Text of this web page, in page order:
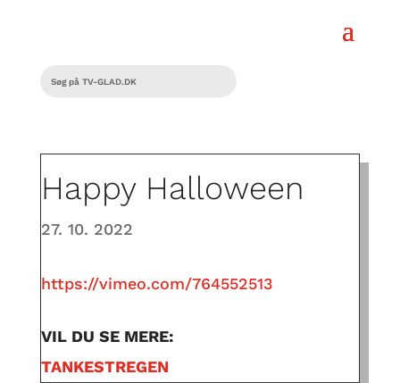
Happy Halloween
27. 10. 2022
https://vimeo.com/764552513
VIL DU SE MERE:
TANKESTREGEN